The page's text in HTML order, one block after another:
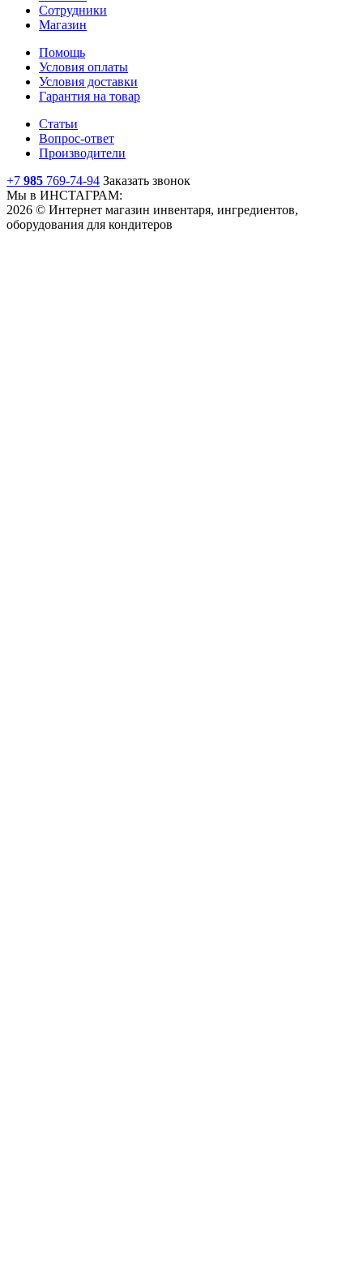
Сотрудники
Магазин
Помощь
Условия оплаты
Условия доставки
Гарантия на товар
Статьи
Вопрос-ответ
Производители
+7 985 769-74-94 Заказать звонок
Мы в ИНСТАГРАМ:
2026 © Интернет магазин инвентаря, ингредиентов,
оборудования для кондитеров